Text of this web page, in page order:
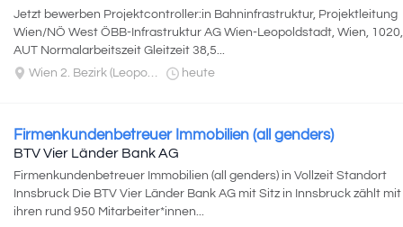
Jetzt bewerben Projektcontroller:in Bahninfrastruktur, Projektleitung
Wien/NÖ West ÖBB-Infrastruktur AG Wien-Leopoldstadt, Wien, 1020,
AUT Normalarbeitszeit Gleitzeit 38,5...
Wien 2. Bezirk (Leopoldstadt)
heute
Firmenkundenbetreuer Immobilien (all genders)
BTV Vier Länder Bank AG
Firmenkundenbetreuer Immobilien (all genders) in Vollzeit Standort
Innsbruck Die BTV Vier Länder Bank AG mit Sitz in Innsbruck zählt mit
ihren rund 950 Mitarbeiter*innen...